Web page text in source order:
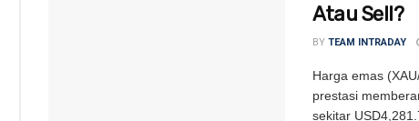
Atau Sell?
BY TEAM INTRADAY
Harga emas
prestasi
sekitar